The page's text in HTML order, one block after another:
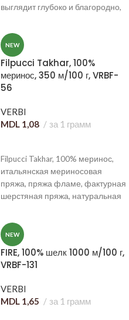
выглядит глубоко и благородно,
подходит для структурных
изделий
NEW
Filpucci Takhar, 100%
меринос, 350 м/100 г, VRBF-
56
VERBI
MDL 1,08 за 1 грамм
Filpucci Takhar, 100% меринос,
итальянская мериносовая
пряжа, пряжа фламе, фактурная
шерстяная пряжа, натуральная
пряжа для свитеров, пряжа для
кардиганов, зимняя пряжа для
вязания.
NEW
FIRE, 100% шелк 1000 м/100 г,
VRBF-131
VERBI
MDL 1,65 за 1 грамм